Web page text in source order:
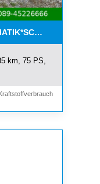
km, 75 PS,